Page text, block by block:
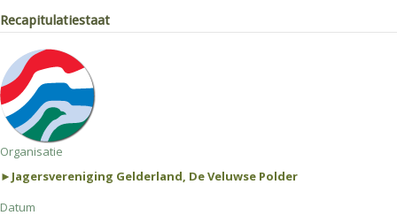
Recapitulatiestaat
Organisatie
►Jagersvereniging Gelderland, De Veluwse Polder
Datum